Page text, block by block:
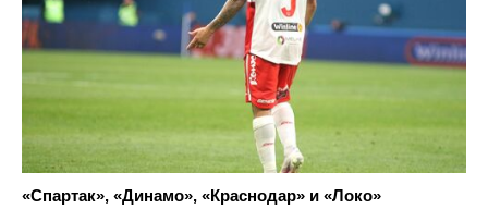
«Спартак», «Динамо», «Краснодар» и «Локо»